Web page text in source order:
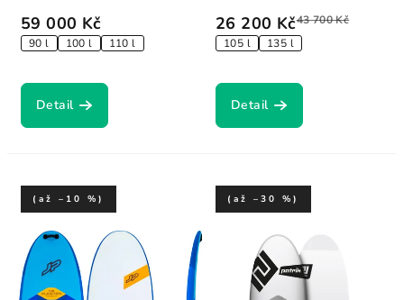
59 000 Kč
90 l 100 l 110 l
Detail
26 200 Kč43 700 Kč
105 l 135 l
Detail
(až –10 %) (až –30 %)